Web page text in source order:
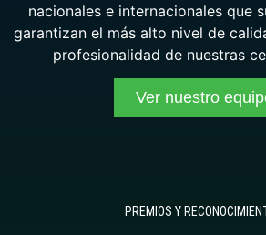
nacionales e internacionales que
garantizan el más alto nivel de
profesionalidad de nuestras
Ver nuestro
PREMIOS Y